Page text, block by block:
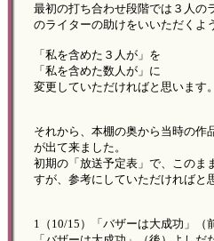
最初の打ち合わせ段階では３人の
のライターの助けをいいただくよ
「私を含めた３人が」を
「私を含めた数人が」に
変更していただければと思います。
それから、本棚の奥から当時の作
が出て来ました。
初期の「放送予定表」で、このま
すが、参考にしていただければと
1（10/15）「バザーは大成功」（